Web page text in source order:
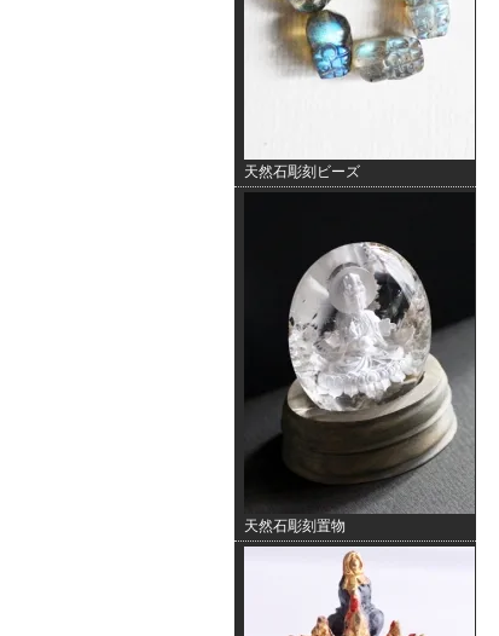
天然石彫刻ビーズ
天然石彫刻置物